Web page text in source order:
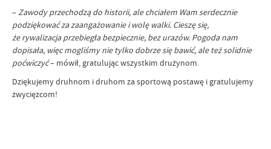
–Zawody przechodzą do historii, ale chciałem Wam serdecznie
podziękować za zaangażowanie i wolę walki. Cieszę się,
że rywalizacja przebiegła bezpiecznie, bez urazów. Pogoda nam
dopisała, więc mogliśmy nie tylko dobrze się bawić, ale też solidnie
poćwiczyć– mówił, gratulując wszystkim drużynom.
Dziękujemy druhnom i druhom za sportową postawę i gratulujemy
zwycięzcom!